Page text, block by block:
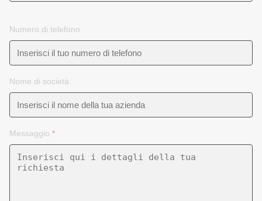
Numero di telefono
Nome di società:
Messaggio *